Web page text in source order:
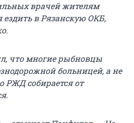
врачей жителям
ездить в Рязанскую ОКБ,
что многие рыбновцы
больницей, а не
РЖД собирается от